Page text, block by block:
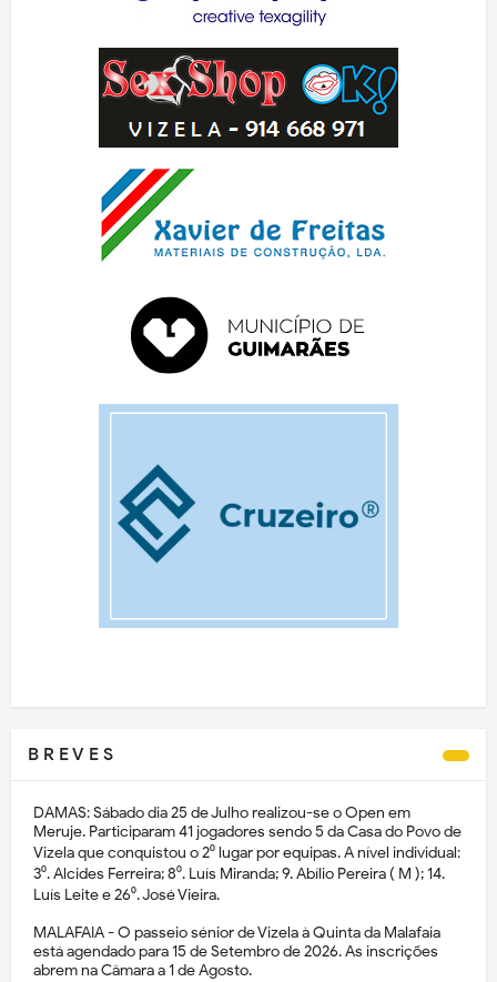
B R E V E S
DAMAS: Sábado dia 25 de Julho realizou-se o Open em
Meruje. Participaram 41 jogadores sendo 5 da Casa do Povo de
Vizela que conquistou o 2⁰ lugar por equipas. A nível individual:
3⁰. Alcides Ferreira; 8⁰. Luís Miranda; 9. Abílio Pereira ( M ); 14.
Luís Leite e 26⁰. José Vieira.
MALAFAIA - O passeio sénior de Vizela à Quinta da Malafaia
está agendado para 15 de Setembro de 2026. As inscrições
abrem na Câmara a 1 de Agosto.